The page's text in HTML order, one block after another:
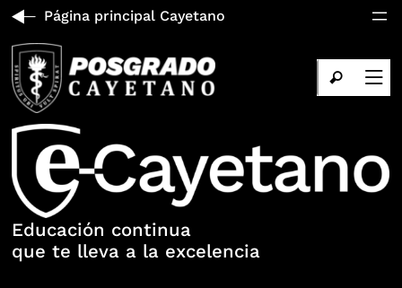
Página principal Cayetano
Educación continua
que te lleva a la excelencia